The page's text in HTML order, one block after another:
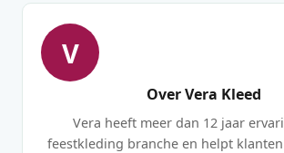
V
Over Vera Kleed
Vera heeft meer dan 12 jaar
feestkleding branche en helpt